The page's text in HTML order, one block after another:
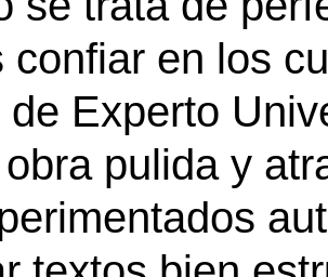
confiar en los
Experto
pulida y